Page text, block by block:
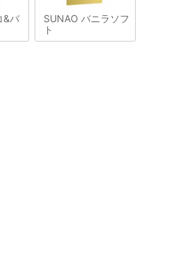
&バ
SUNAO バニラソフ
ト